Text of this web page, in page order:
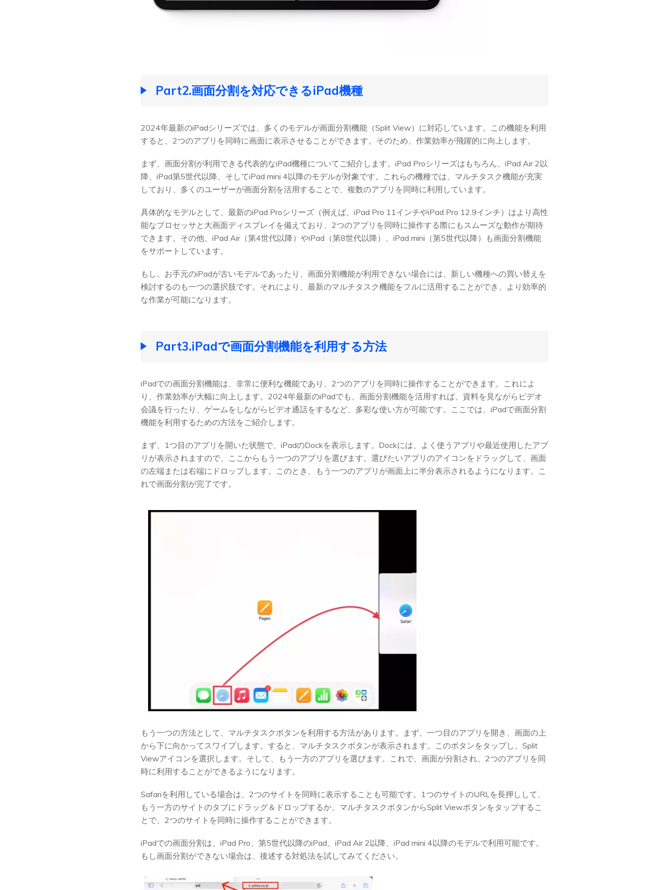
Part2.画面分割を対応できるiPad機種
2024年最新のiPadシリーズでは、多くのモデルが画面分割機能（Split View）に対応しています。この機能を利用
すると、2つのアプリを同時に画面に表示させることができます。そのため、作業効率が飛躍的に向上します。
まず、画面分割が利用できる代表的なiPad機種についてご紹介します。iPad Proシリーズはもちろん、iPad Air 2以
降、iPad第5世代以降、そしてiPad mini 4以降のモデルが対象です。これらの機種では、マルチタスク機能が充実
しており、多くのユーザーが画面分割を活用することで、複数のアプリを同時に利用しています。
具体的なモデルとして、最新のiPad Proシリーズ（例えば、iPad Pro 11インチやiPad Pro 12.9インチ）はより高性
能なプロセッサと大画面ディスプレイを備えており、2つのアプリを同時に操作する際にもスムーズな動作が期待
できます。その他、iPad Air（第4世代以降）やiPad（第8世代以降）、iPad mini（第5世代以降）も画面分割機能
をサポートしています。
もし、お手元のiPadが古いモデルであったり、画面分割機能が利用できない場合には、新しい機種への買い替えを
検討するのも一つの選択肢です。それにより、最新のマルチタスク機能をフルに活用することができ、より効率的
な作業が可能になります。
Part3.iPadで画面分割機能を利用する方法
iPadでの画面分割機能は、非常に便利な機能であり、2つのアプリを同時に操作することができます。これによ
り、作業効率が大幅に向上します。2024年最新のiPadでも、画面分割機能を活用すれば、資料を見ながらビデオ
会議を行ったり、ゲームをしながらビデオ通話をするなど、多彩な使い方が可能です。ここでは、iPadで画面分割
機能を利用するための方法をご紹介します。
まず、1つ目のアプリを開いた状態で、iPadのDockを表示します。Dockには、よく使うアプリや最近使用したアプ
リが表示されますので、ここからもう一つのアプリを選びます。選びたいアプリのアイコンをドラッグして、画面
の左端または右端にドロップします。このとき、もう一つのアプリが画面上に半分表示されるようになります。こ
れで画面分割が完了です。
もう一つの方法として、マルチタスクボタンを利用する方法があります。まず、一つ目のアプリを開き、画面の上
から下に向かってスワイプします。すると、マルチタスクボタンが表示されます。このボタンをタップし、Split
Viewアイコンを選択します。そして、もう一方のアプリを選びます。これで、画面が分割され、2つのアプリを同
時に利用することができるようになります。
Safariを利用している場合は、2つのサイトを同時に表示することも可能です。1つのサイトのURLを長押しして、
もう一方のサイトのタブにドラッグ＆ドロップするか、マルチタスクボタンからSplit Viewボタンをタップするこ
とで、2つのサイトを同時に操作することができます。
iPadでの画面分割は、iPad Pro、第5世代以降のiPad、iPad Air 2以降、iPad mini 4以降のモデルで利用可能です。
もし画面分割ができない場合は、後述する対処法を試してみてください。